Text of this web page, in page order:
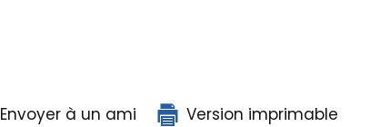
Envoyer à un ami Version imprimable